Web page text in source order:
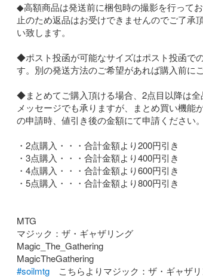
◆高額商品は発送前に梱包時の撮影を行って
止のため返品はお受けできませんのでご了承
い致します。
◆ポスト投函が可能なサイズはポスト投函で
す。別の発送方法のご希望があれば購入前に
◆まとめてご購入頂ける場合、2点目以降は全
メッセージでも承りますが、まとめ買い機能
の申請時、値引き後の金額にて申請ください。
・2点購入・・・合計金額より200円引き
・3点購入・・・合計金額より400円引き
・4点購入・・・合計金額より600円引き
・5点購入・・・合計金額より800円引き
MTG
マジック：ザ・ギャザリング
Magic_The_Gathering
MagicTheGathering
#soilmtg こちらよりマジック：ザ・ギャザリ